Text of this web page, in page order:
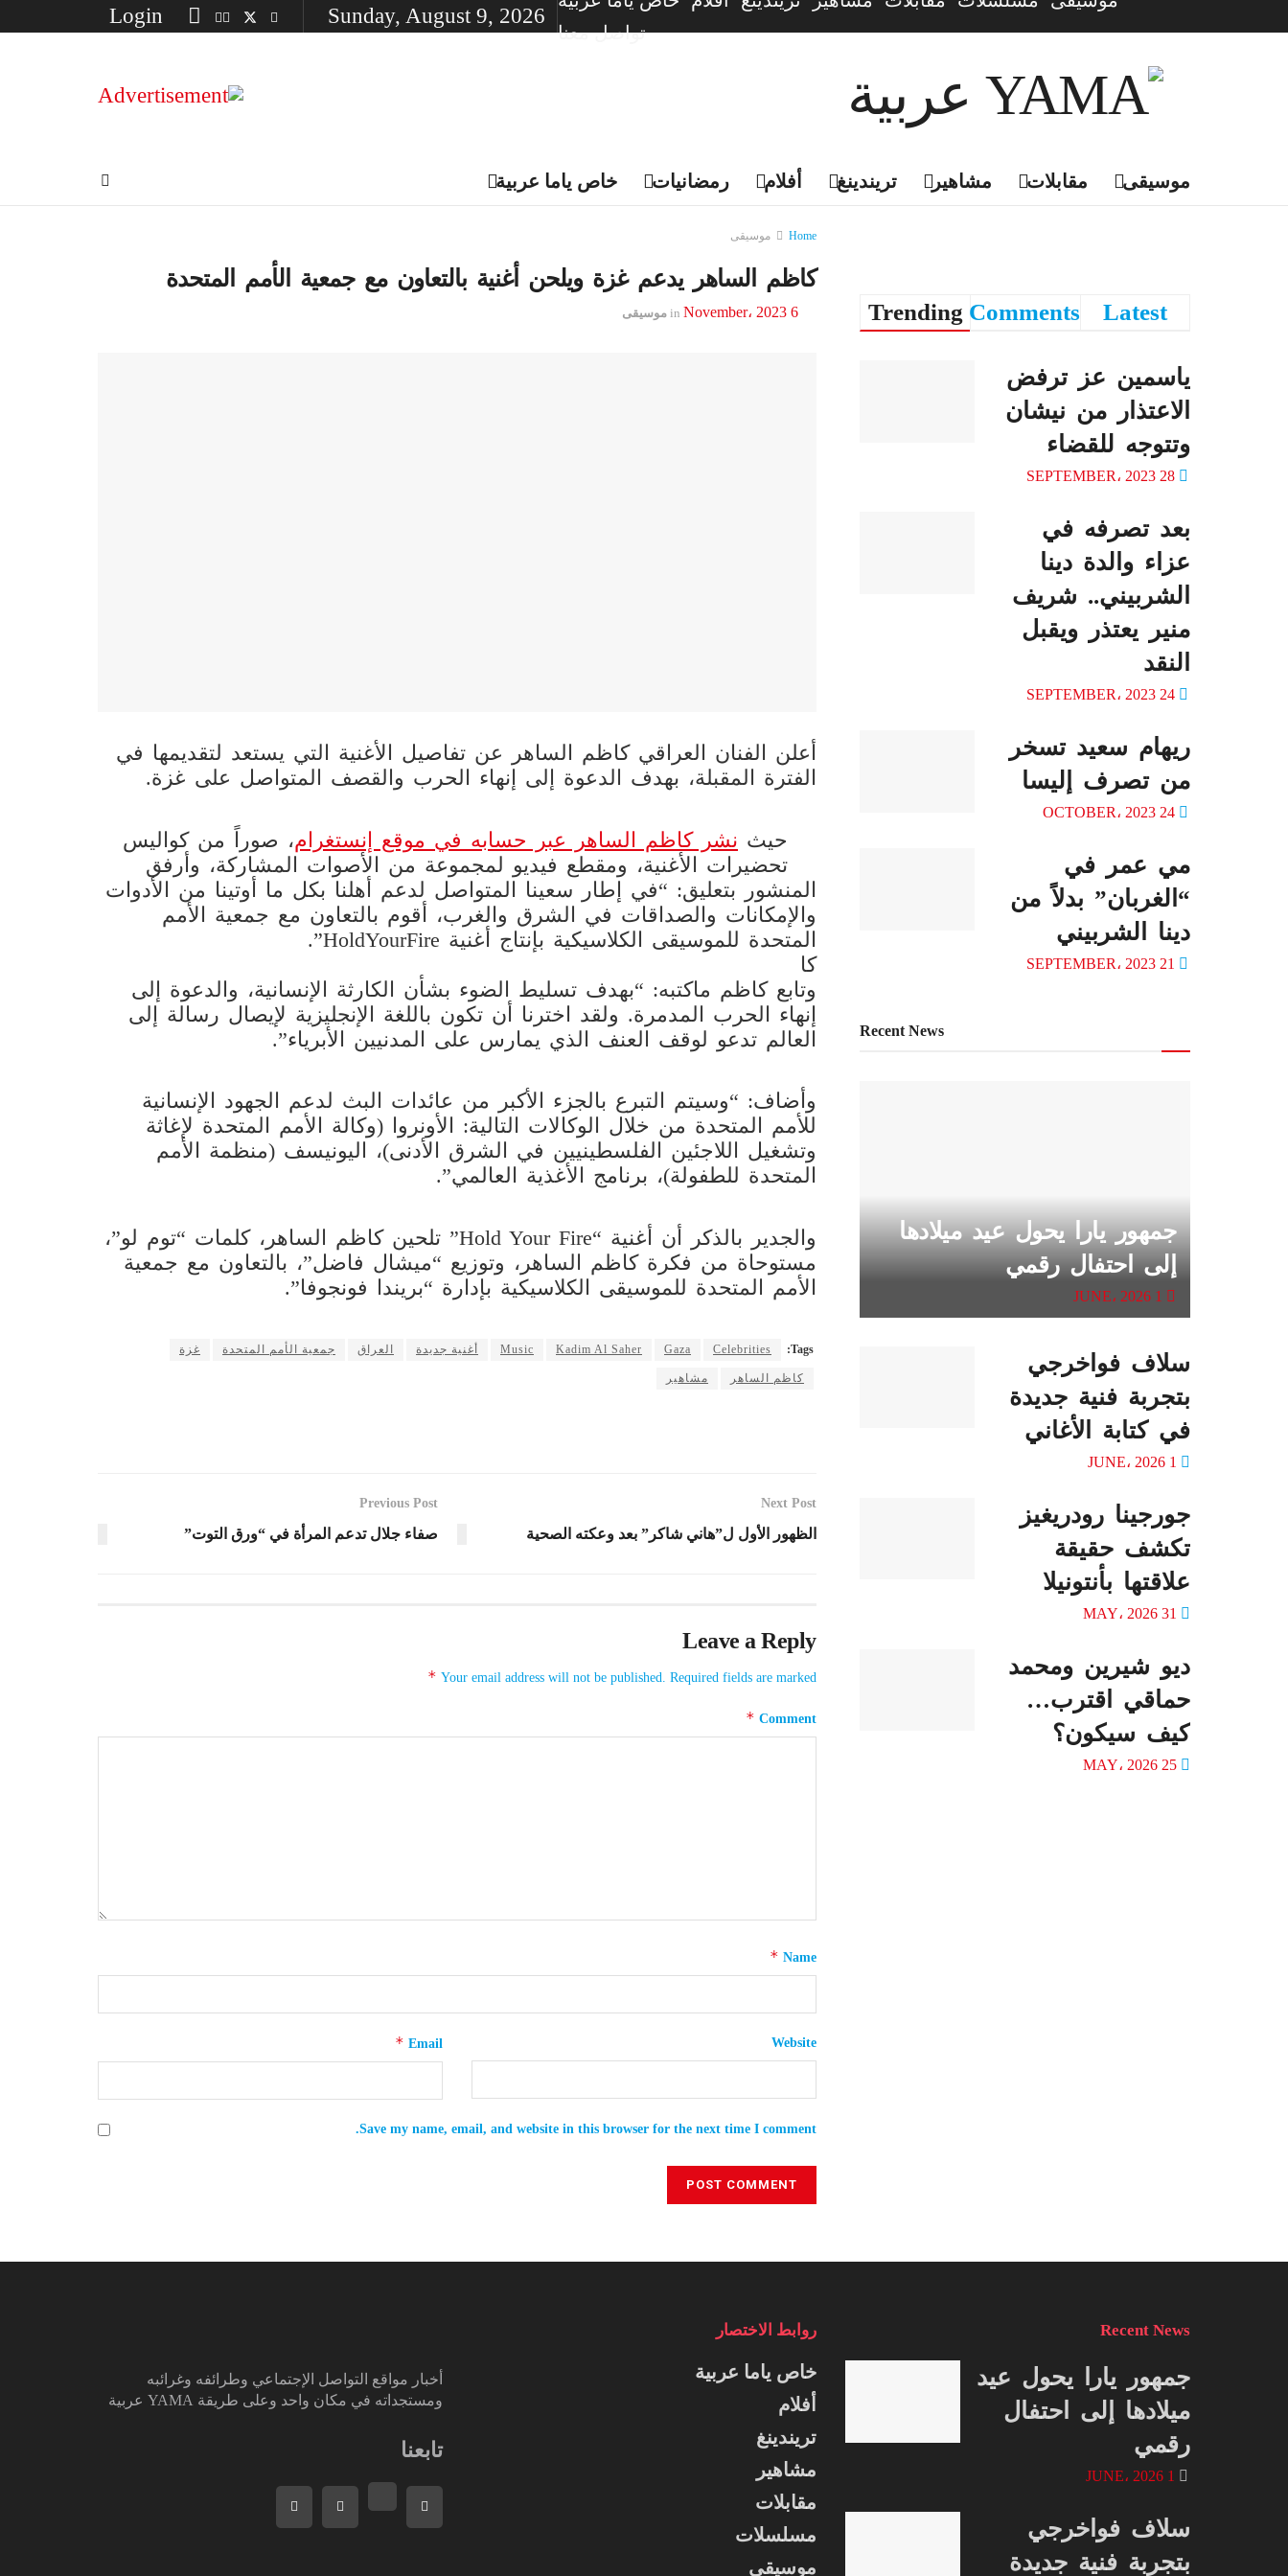
تواصل معنا
Sunday, August 9, 2026
خاص ياما عربية رمضانيات أفلام تريندينغ مشاهير مقابلات موسيقى
Home موسيقى
كاظم الساهر يدعم غزة ويلحن أغنية بالتعاون مع جمعية الأمم المتحدة
6 November، 2023 in موسيقى
أعلن الفنان العراقي كاظم الساهر عن تفاصيل الأغنية التي يستعد لتقديمها في
الفترة المقبلة، بهدف الدعوة إلى إنهاء الحرب والقصف المتواصل على غزة.
حيث نشر كاظم الساهر عبر حسابه في موقع إنستغرام، صوراً من كواليس
تحضيرات الأغنية، ومقطع فيديو لمجموعة من الأصوات المشاركة، وأرفق
المنشور بتعليق: “في إطار سعينا المتواصل لدعم أهلنا بكل ما أوتينا من الأدوات
والإمكانات والصداقات في الشرق والغرب، أقوم بالتعاون مع جمعية الأمم
المتحدة للموسيقى الكلاسيكية بإنتاج أغنية HoldYourFire”.
كا
وتابع كاظم ماكتبه: “بهدف تسليط الضوء بشأن الكارثة الإنسانية، والدعوة إلى
إنهاء الحرب المدمرة. ولقد اخترنا أن تكون باللغة الإنجليزية لإيصال رسالة إلى
العالم تدعو لوقف العنف الذي يمارس على المدنيين الأبرياء”.
وأضاف: “وسيتم التبرع بالجزء الأكبر من عائدات البث لدعم الجهود الإنسانية
للأمم المتحدة من خلال الوكالات التالية: الأونروا (وكالة الأمم المتحدة لإغاثة
وتشغيل اللاجئين الفلسطينيين في الشرق الأدنى)، اليونيسف (منظمة الأمم
المتحدة للطفولة)، برنامج الأغذية العالمي”.
والجدير بالذكر أن أغنية “Hold Your Fire” تلحين كاظم الساهر، كلمات “توم لو”،
مستوحاة من فكرة كاظم الساهر، وتوزيع “ميشال فاضل”، بالتعاون مع جمعية
الأمم المتحدة للموسيقى الكلاسيكية بإدارة “بريندا فونجوفا”.
Tags:
Celebrities
Gaza
Kadim Al Saher
Music أغنية جديدة العراق جمعية الأمم المتحدة غزة
كاظم الساهر مشاهير
Previous Post
صفاء جلال تدعم المرأة في “ورق التوت”
Next Post
الظهور الأول ل”هاني شاكر” بعد وعكته الصحية
Leave a Reply
Your email address will not be published. Required fields are marked
*
Comment
*
Name
*
Email
* Website
Save my name, email, and website in this browser for the next time I comment.
Trending Comments Latest
ياسمين عز ترفض
الاعتذار من نيشان
وتتوجه للقضاء
بعد تصرفه في
عزاء والدة دينا
الشربيني.. شريف
منير يعتذر ويقبل
النقد
ريهام سعيد تسخر
من تصرف إليسا
مي عمر في
“الغربان” بدلاً من
دينا الشربيني
Recent News
جمهور يارا يحول عيد ميلادها
إلى احتفال رقمي
سلاف فواخرجي
بتجربة فنية جديدة
في كتابة الأغاني
جورجينا رودريغيز
تكشف حقيقة
علاقتها بأنتونيلا
ديو شيرين ومحمد
حماقي اقترب…
كيف سيكون؟
أخبار مواقع التواصل الإجتماعي وطرائفه وغرائبه
ومستجداته في مكان واحد وعلى طريقة YAMA عربية
تابعنا
روابط الاختصار
خاص ياما عربية
أفلام
تريندينغ
مشاهير
مقابلات
مسلسلات
موسيقى
Recent News
جمهور يارا يحول عيد
ميلادها إلى احتفال
رقمي
سلاف فواخرجي
بتجربة فنية جديدة